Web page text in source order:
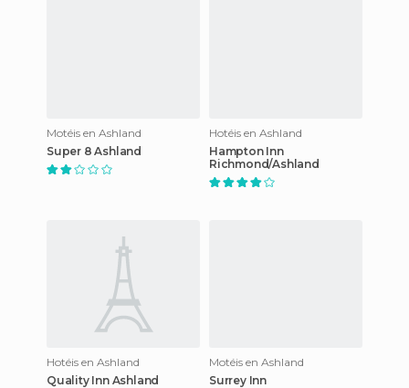
Motéis en Ashland
Super 8 Ashland
Hotéis en Ashland
Hampton Inn
Richmond/Ashland
Hotéis en Ashland
Quality Inn Ashland
Motéis en Ashland
Surrey Inn